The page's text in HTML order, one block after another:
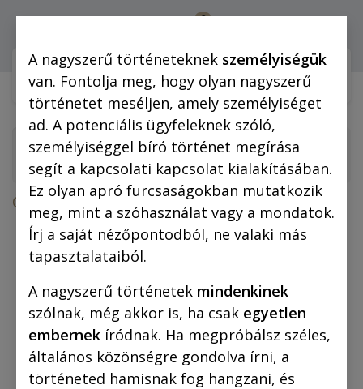
0
Webshop (mobilra)
Összes termék
Bögre: Szőke Ciklon – A Buddha szobor
nyomában
A nagyszerű történeteknek személyiségük
van. Fontolja meg, hogy olyan nagyszerű
történetet meséljen, amely személyiséget
ad. A potenciális ügyfeleknek szóló,
személyiséggel bíró történet megírása
segít a kapcsolati kapcsolat kialakításában.
Ez olyan apró furcsaságokban mutatkozik
meg, mint a szóhasználat vagy a mondatok.
Írj a saját nézőpontodból, ne valaki más
tapasztalataiból.
A nagyszerű történetek mindenkinek
szólnak, még akkor is, ha csak egyetlen
embernek íródnak. Ha megpróbálsz széles,
általános közönségre gondolva írni, a
történeted hamisnak fog hangzani, és